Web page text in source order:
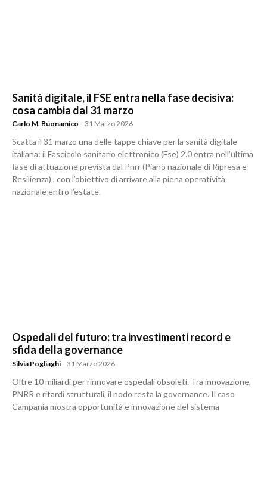
Sanità digitale, il FSE entra nella fase decisiva:
cosa cambia dal 31 marzo
Carlo M. Buonamico - 31 Marzo 2026
Scatta il 31 marzo una delle tappe chiave per la sanità digitale
italiana: il Fascicolo sanitario elettronico (Fse) 2.0 entra nell’ultima
fase di attuazione prevista dal Pnrr (Piano nazionale di Ripresa e
Resilienza) , con l’obiettivo di arrivare alla piena operatività
nazionale entro l’estate.
Ospedali del futuro: tra investimenti record e
sfida della governance
Silvia Pogliaghi - 31 Marzo 2026
Oltre 10 miliardi per rinnovare ospedali obsoleti. Tra innovazione,
PNRR e ritardi strutturali, il nodo resta la governance. Il caso
Campania mostra opportunità e innovazione del sistema